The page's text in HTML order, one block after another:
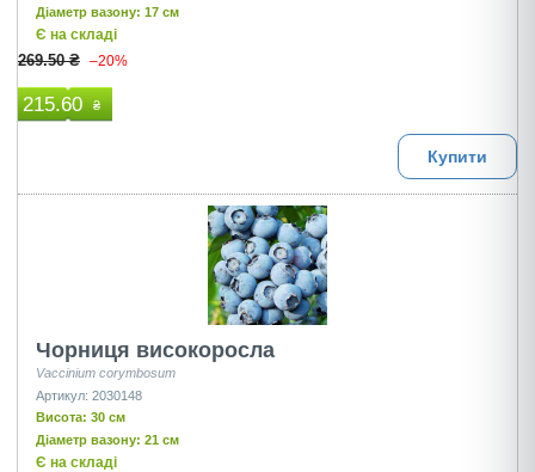
Діаметр вазону: 17 см
Є на складі
269.50 ₴ –20%
215.60 ₴
Купити
Чорниця високоросла
Vaccinium corymbosum
Артикул: 2030148
Висота: 30 см
Діаметр вазону: 21 см
Є на складі